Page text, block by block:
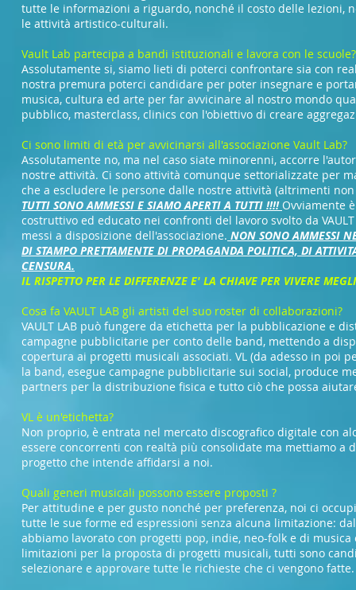
tutte le informazioni a riguardo, nonché il costo delle lezioni,
le attività artistico-culturali.
​Vault Lab partecipa a bandi istituzionali e lavora con le scuole?
Assolutamente si, siamo lieti di poterci confrontare sia con
nostra premura poterci candidare per poter insegnare e
musica, cultura ed arte per far avvicinare al nostro mondo
pubblico, masterclass, clinics con l'obiettivo di creare
Ci sono limiti di età per avvicinarsi all'associazione Vault Lab?
Assolutamente no, ma nel caso siate minorenni, accorre
nostre attività. Ci sono attività comunque settorializzate per
che a escludere le persone dalle nostre attività (altrimenti
TUTTI SONO AMMESSI E SIAMO APERTI A TUTTI !!!! Ovviamente
costruttivo ed educato nei confronti del lavoro svolto da
messi a disposizione dell'associazione. NON SONO AMMESSI
DI STAMPO PRETTAMENTE DI PROPAGANDA POLITICA, DI
CENSURA.
IL RISPETTO PER LE DIFFERENZE E' LA CHIAVE PER VIVERE
Cosa fa VAULT LAB gli artisti del suo roster di collaborazioni?
VAULT LAB può fungere da etichetta per la pubblicazione e
campagne pubblicitarie per conto delle band, mettendo a
copertura ai progetti musicali associati. VL (da adesso in poi
la band, esegue campagne pubblicitarie sui social, produce
partners per la distribuzione fisica e tutto ciò che possa
VL è un'etichetta?
Non proprio, è entrata nel mercato discografico digitale con
essere concorrenti con realtà più consolidate ma mettiamo
progetto che intende affidarsi a noi.
Quali generi musicali possono essere proposti ?
Per attitudine e per gusto nonché per preferenza, noi ci
tutte le sue forme ed espressioni senza alcuna limitazione:
abbiamo lavorato con progetti pop, indie, neo-folk e di
limitazioni per la proposta di progetti musicali, tutti sono
selezionare e approvare tutte le richieste che ci vengono